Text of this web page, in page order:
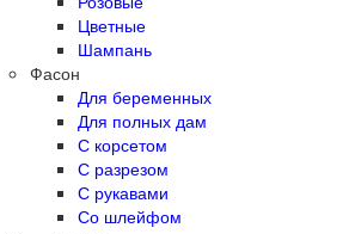
Цветные
Шампань
Фасон
Для беременных
Для полных дам
С корсетом
С разрезом
С рукавами
Со шлейфом